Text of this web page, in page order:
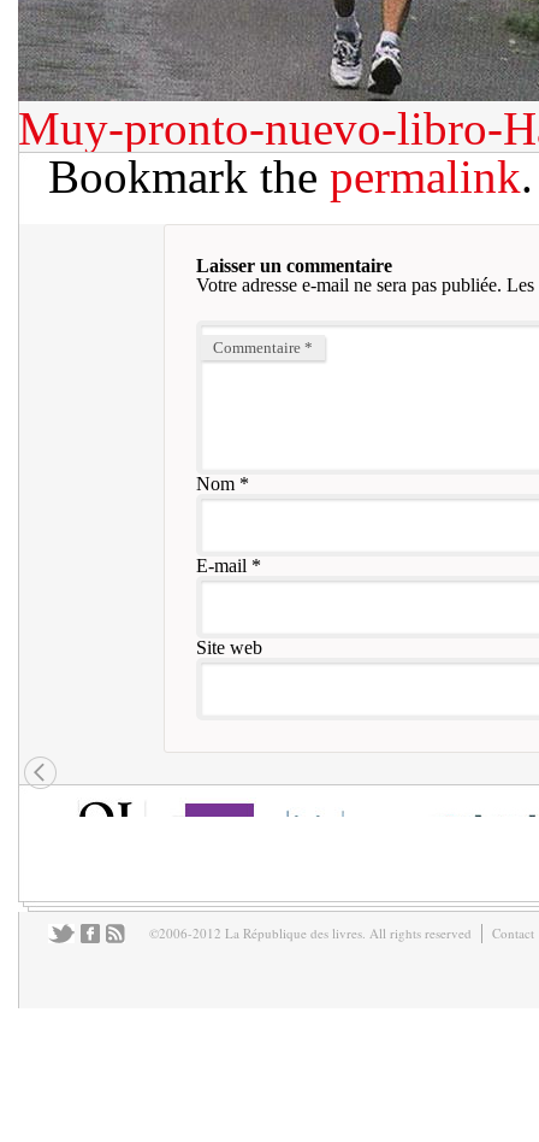
Muy-pronto-nuevo-libro-
Bookmark the permalink.
Laisser un commentaire
Votre adresse e-mail ne sera pas publiée. Les
Commentaire *
Nom*
E-mail *
Site web
©2006-2012 La République des livres. All rights reserved Contact